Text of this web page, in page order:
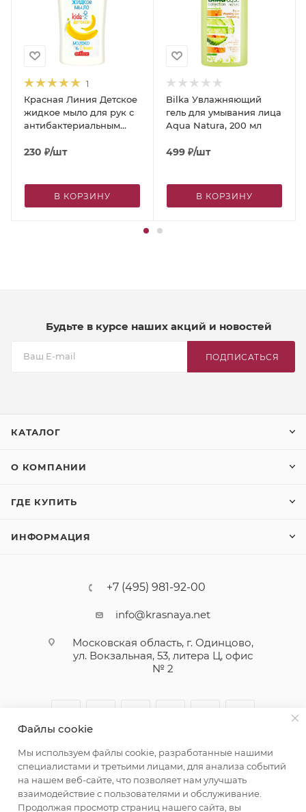
1
Красная Линия Детское
жидкое мыло для рук с
антибактериальным
банан», 500 г
230 ₽/шт
В КОРЗИНУ
Bilka Увлажняющий
гель для умывания лица
Aqua Natura, 200 мл
499 ₽/шт
В КОРЗИНУ
Будьте в курсе наших акций и новостей
ПОДПИСАТЬСЯ
КАТАЛОГ
О КОМПАНИИ
ГДЕ КУПИТЬ
ИНФОРМАЦИЯ
+7 (495) 981-92-00
info@krasnaya.net
Московская область, г. Одинцово,
ул. Вокзальная, 53, литера Ц, офис
№ 2
© 2026 Русская Косметика. Все права защищены
Файлы cookie
Мы используем файлы cookie, разработанные нашими
специалистами и третьими лицами, для анализа событий
на нашем веб-сайте, что позволяет нам улучшать
взаимодействие с пользователями и обслуживание.
Продолжая просмотр страниц нашего сайта, вы